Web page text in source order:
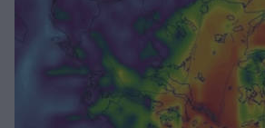
Συγκλονίζει η δημοσιογράφος
Ιωάννα Κουλούρη: Αναγκάστηκαν να